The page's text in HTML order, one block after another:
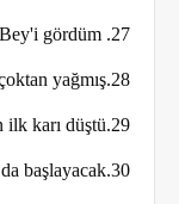
27. Dün avukat İbrahim Bey'i gördüm.
28.Doğu anadoluya kar çoktan yağmış.
29.Anadolu’nun Doğusuna yılın ilk karı düştü.
30.Sarımsak festivali 25 Haziran’da başlayacak.